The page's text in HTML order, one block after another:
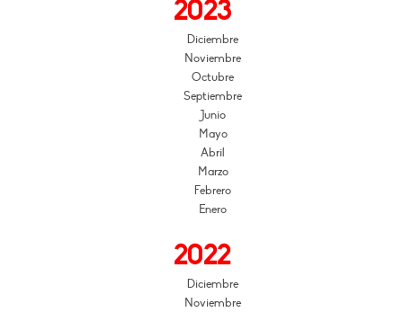
2023
Diciembre
Noviembre
Octubre
Septiembre
Junio
Mayo
Abril
Marzo
Febrero
Enero
2022
Diciembre
Noviembre